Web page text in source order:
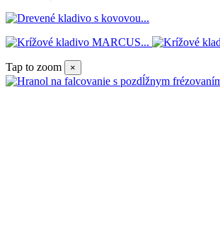
Tap to zoom ×